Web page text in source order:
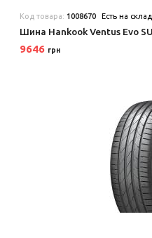
Код товара: 1008670 Есть на
Шина Hankook Ventus Evo
9646 грн